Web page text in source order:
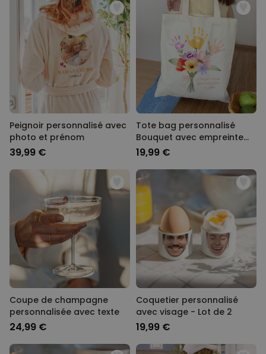
Peignoir personnalisé avec
photo et prénom
39,99 €
Tote bag personnalisé
Bouquet avec empreinte
de main
19,99 €
Coupe de champagne
personnalisée avec texte
24,99 €
Coquetier personnalisé
avec visage - Lot de 2
19,99 €